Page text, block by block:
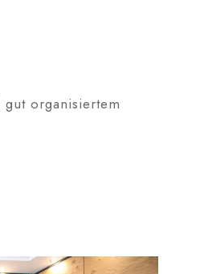
organisiertem